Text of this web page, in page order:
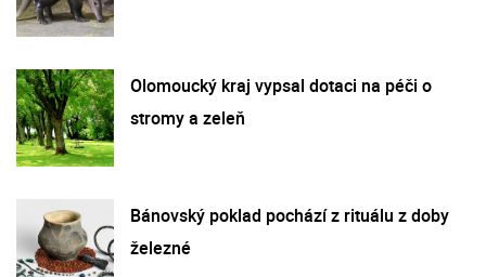
Olomoucký kraj vypsal dotaci na péči o
stromy a zeleň
Bánovský poklad pochází z rituálu z doby
železné